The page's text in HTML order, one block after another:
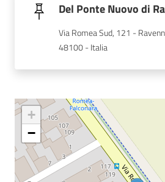
Dedicato
a...
Bandi
e
Concorsi
Del Ponte Nuovo di
Via Romea Sud, 121 -
48100 - Italia
+
−